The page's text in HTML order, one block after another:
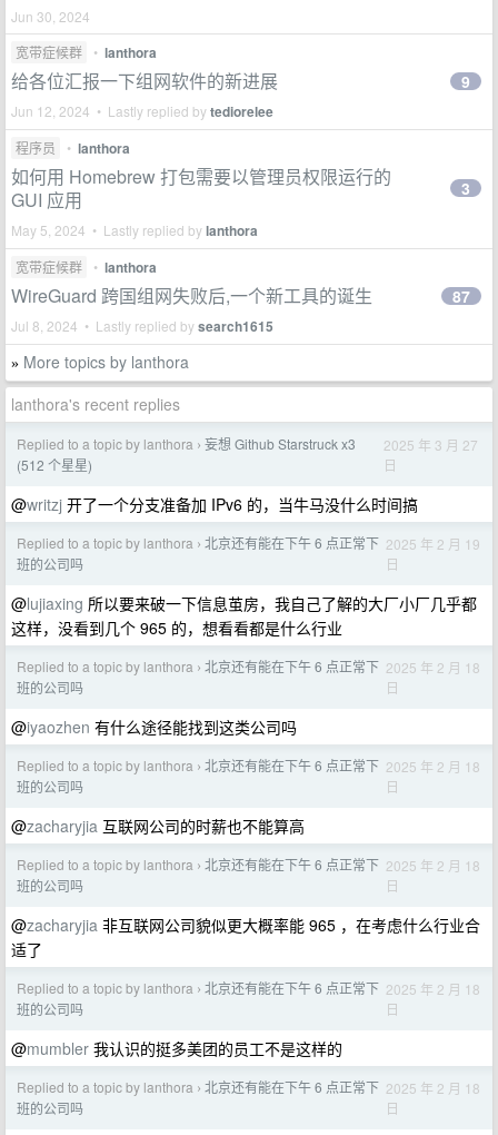
Jun 30, 2024
宽带症候群
• lanthora
给各位汇报一下组网软件的新进展
Jun 12, 2024 • Lastly replied bytediorelee
9
程序员 • lanthora
如何用 Homebrew 打包需要以管理员权限运行的
GUI 应用
May 5, 2024 • Lastly replied bylanthora
3
宽带症候群 • lanthora
WireGuard 跨国组网失败后,一个新工具的诞生
Jul 8, 2024 • Lastly replied bysearch1615
87
» More topics by lanthora
lanthora's recent replies
Replied to a topic by lanthora › 妄想 Github Starstruck x3
(512 个星星)
2025 年 3 月 27
日
@writzj 开了一个分支准备加 IPv6 的，当牛马没什么时间搞
Replied to a topic by lanthora › 北京还有能在下午 6 点正常下
班的公司吗
2025 年 2 月 19
日
@lujiaxing 所以要来破一下信息茧房，我自己了解的大厂小厂几乎都
这样，没看到几个 965 的，想看看都是什么行业
Replied to a topic by lanthora › 北京还有能在下午 6 点正常下
班的公司吗
2025 年 2 月 18
日
@iyaozhen 有什么途径能找到这类公司吗
Replied to a topic by lanthora › 北京还有能在下午 6 点正常下
班的公司吗
2025 年 2 月 18
日
@zacharyjia 互联网公司的时薪也不能算高
Replied to a topic by lanthora › 北京还有能在下午 6 点正常下
班的公司吗
2025 年 2 月 18
日
@zacharyjia 非互联网公司貌似更大概率能 965 ，在考虑什么行业合
适了
Replied to a topic by lanthora › 北京还有能在下午 6 点正常下
班的公司吗
2025 年 2 月 18
日
@mumbler 我认识的挺多美团的员工不是这样的
Replied to a topic by lanthora › 北京还有能在下午 6 点正常下
班的公司吗
2025 年 2 月 18
日